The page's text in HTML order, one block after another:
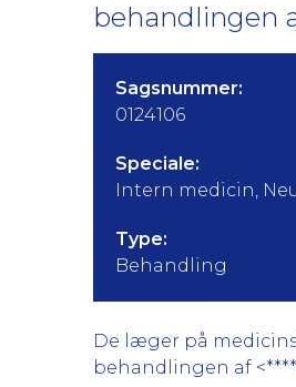
behandlingen
Sagsnummer:
0124106
Speciale:
Intern medicin,
Type:
Behandling
De læger på
behandlingen af